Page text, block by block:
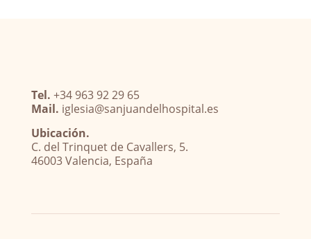
Tel. +34 963 92 29 65
Mail. iglesia@sanjuandelhospital.es
Ubicación.
C. del Trinquet de Cavallers, 5.
46003 Valencia, España